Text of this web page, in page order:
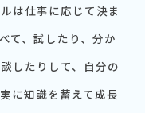
は仕事に応じて決ま
て、試したり、分か
したりして、自分の
に知識を蓄えて成長